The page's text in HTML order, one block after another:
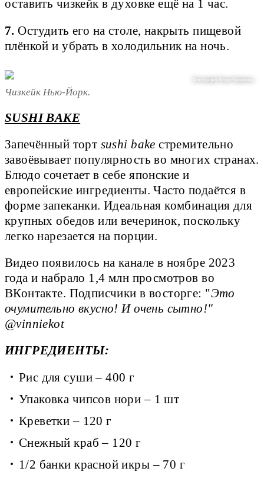
оставить чизкейк в духовке ещё на 1 час.
7. Остудить его на столе, накрыть пищевой
плёнкой и убрать в холодильник на ночь.
Фотография Игоря Чернякова
Чизкейк Нью-Йорк.
SUSHI BAKE
Запечённый торт sushi bake стремительно
завоёвывает популярность во многих странах.
Блюдо сочетает в себе японские и
европейские ингредиенты. Часто подаётся в
форме запеканки. Идеальная комбинация для
крупных обедов или вечеринок, поскольку
легко нарезается на порции.
Видео появилось на канале в ноябре 2023
года и набрало 1,4 млн просмотров во
ВКонтакте. Подписчики в восторге: "Это
очумительно вкусно! И очень сытно!"
@vinniekot
ИНГРЕДИЕНТЫ:
Рис для суши – 400 г
Упаковка чипсов нори – 1 шт
Креветки – 120 г
Снежный краб – 120 г
1/2 банки красной икры – 70 г